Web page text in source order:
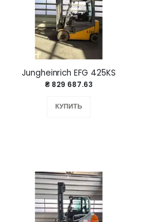
Jungheinrich EFG 425KS
₴ 829 687.63
КУПИТЬ